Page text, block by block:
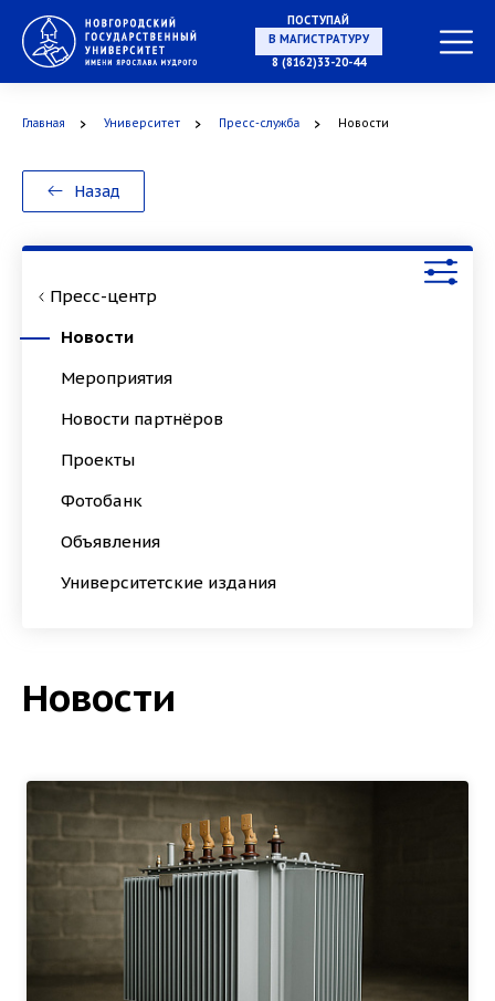
ПОСТУПАЙ
НА СПЕЦИАЛИТЕТ
8 (8162)33-20-44
Главная Университет Пресс-служба Новости
Назад
Пресс-центр
Новости
Мероприятия
Новости партнёров
Проекты
Фотобанк
Объявления
Университетские издания
Новости